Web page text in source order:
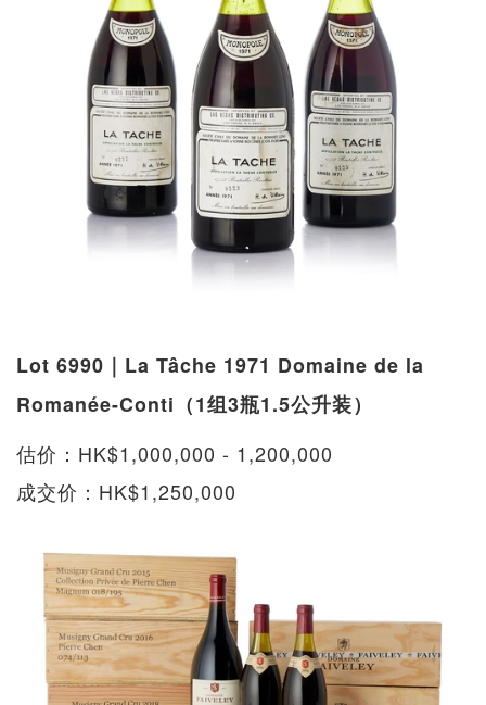
Lot 6990｜La Tâche 1971 Domaine de la
Romanée-Conti（1组3瓶1.5公升装）
估价：HK$1,000,000 - 1,200,000
成交价：HK$1,250,000